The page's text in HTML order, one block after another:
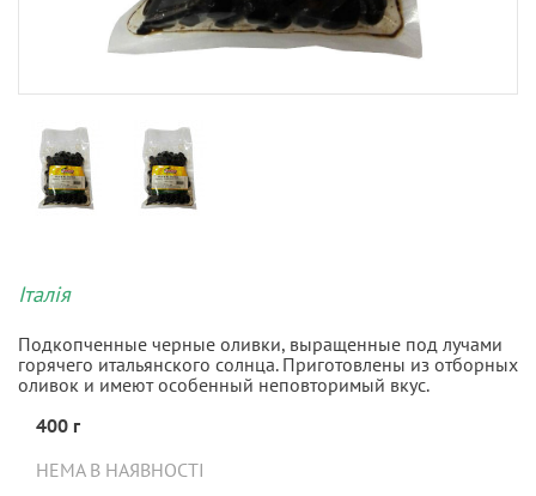
Італія
Подкопченные черные оливки, выращенные под лучами
горячего итальянского солнца. Приготовлены из отборных
оливок и имеют особенный неповторимый вкус.
400 г
НЕМА В НАЯВНОСТІ